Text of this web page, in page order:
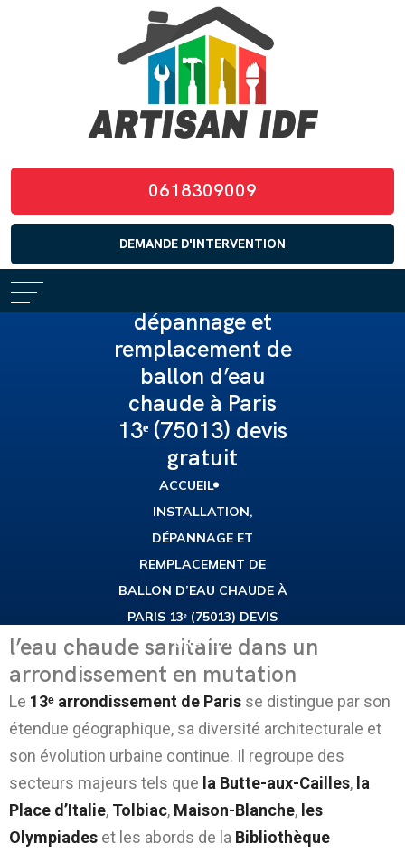
0618309009
DEMANDE D'INTERVENTION
dépannage et
remplacement de
ballon d’eau
chaude à Paris
13ᵉ (75013) devis
gratuit
ACCUEIL
INSTALLATION,
DÉPANNAGE ET
REMPLACEMENT DE
BALLON D’EAU CHAUDE À
PARIS 13ᵉ (75013) DEVIS
GRATUIT
l’eau chaude sanitaire dans un
arrondissement en mutation
Le 13ᵉ arrondissement de Paris se distingue par son
étendue géographique, sa diversité architecturale et
son évolution urbaine continue. Il regroupe des
secteurs majeurs tels que la Butte-aux-Cailles, la
Place d’Italie, Tolbiac, Maison-Blanche, les
Olympiades et les abords de la Bibliothèque